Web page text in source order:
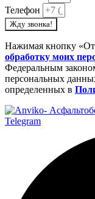
Телефон
Жду звонка!
Нажимая кнопку
обработку моих
Федеральным
персональных
определенных в
Telegram